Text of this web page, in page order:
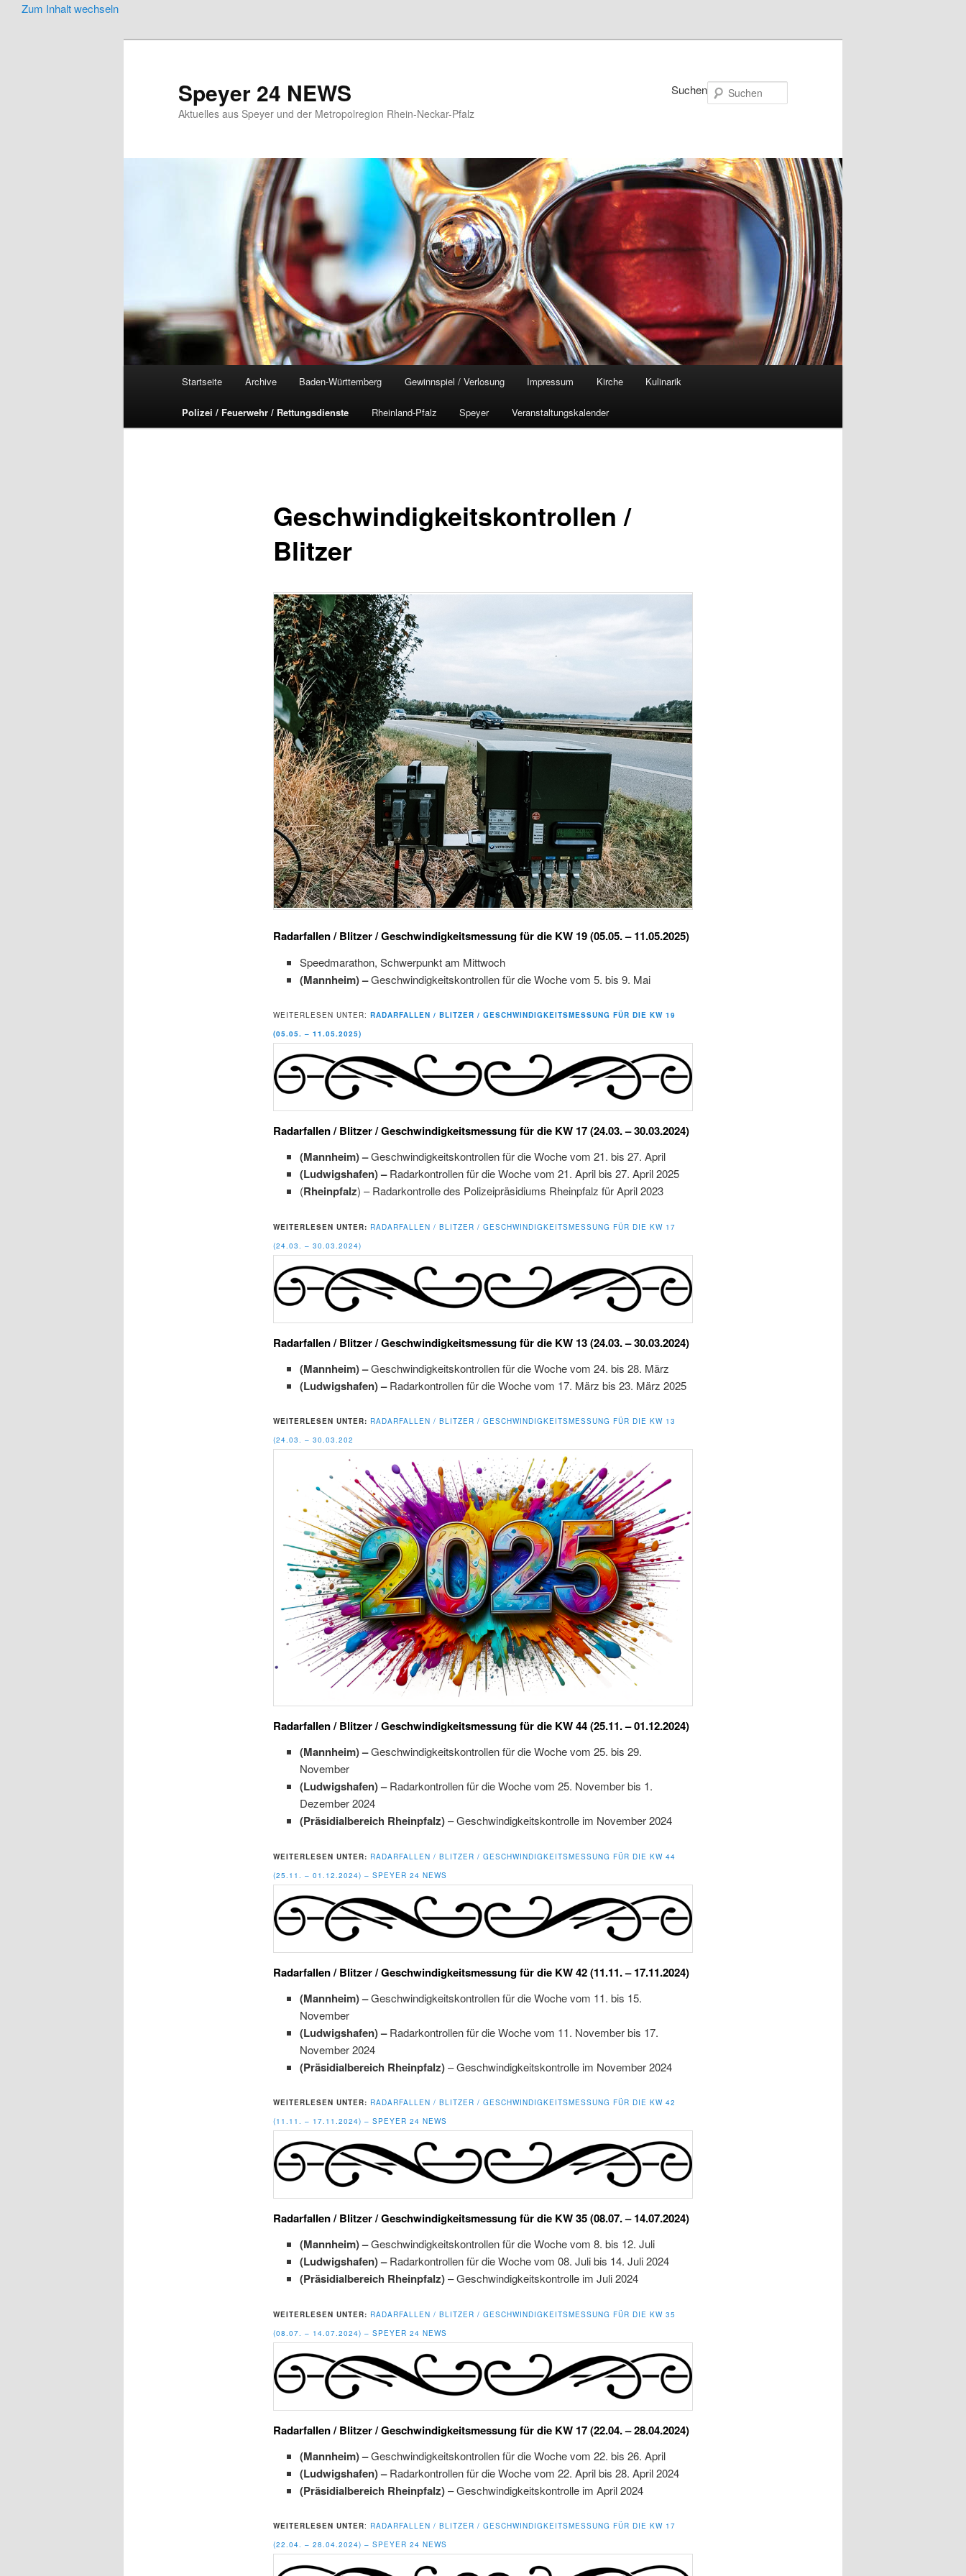
Zum Inhalt wechseln
Speyer 24 NEWS
Aktuelles aus Speyer und der Metropolregion Rhein-Neckar-Pfalz
Suchen
Startseite Archive Baden-Württemberg Gewinnspiel / Verlosung Impressum Kirche Kulinarik
Polizei / Feuerwehr / Rettungsdienste Rheinland-Pfalz Speyer Veranstaltungskalender
Geschwindigkeitskontrollen /
Blitzer
Radarfallen / Blitzer / Geschwindigkeitsmessung für die KW 19 (05.05. – 11.05.2025)
Speedmarathon, Schwerpunkt am Mittwoch
(Mannheim) –Geschwindigkeitskontrollen für die Woche vom 5. bis 9. Mai
WEITERLESEN UNTER: RADARFALLEN / BLITZER / GESCHWINDIGKEITSMESSUNG FÜR DIE KW 19
(05.05. – 11.05.2025)
Radarfallen / Blitzer / Geschwindigkeitsmessung für die KW 17 (24.03. – 30.03.2024)
(Mannheim) –Geschwindigkeitskontrollen für die Woche vom 21. bis 27. April
(Ludwigshafen) –Radarkontrollen für die Woche vom 21. April bis 27. April 2025
(Rheinpfalz) – Radarkontrolle des Polizeipräsidiums Rheinpfalz für April 2023
WEITERLESEN UNTER: RADARFALLEN / BLITZER / GESCHWINDIGKEITSMESSUNG FÜR DIE KW 17
(24.03. – 30.03.2024)
Radarfallen / Blitzer / Geschwindigkeitsmessung für die KW 13 (24.03. – 30.03.2024)
(Mannheim) –Geschwindigkeitskontrollen für die Woche vom 24. bis 28. März
(Ludwigshafen) –Radarkontrollen für die Woche vom 17. März bis 23. März 2025
WEITERLESEN UNTER: RADARFALLEN / BLITZER / GESCHWINDIGKEITSMESSUNG FÜR DIE KW 13
(24.03. – 30.03.202
Radarfallen / Blitzer / Geschwindigkeitsmessung für die KW 44 (25.11. – 01.12.2024)
(Mannheim) –Geschwindigkeitskontrollen für die Woche vom 25. bis 29.
November
(Ludwigshafen) –Radarkontrollen für die Woche vom 25. November bis 1.
Dezember 2024
(Präsidialbereich Rheinpfalz)– Geschwindigkeitskontrolle im November 2024
WEITERLESEN UNTER: RADARFALLEN / BLITZER / GESCHWINDIGKEITSMESSUNG FÜR DIE KW 44
(25.11. – 01.12.2024) – SPEYER 24 NEWS
Radarfallen / Blitzer / Geschwindigkeitsmessung für die KW 42 (11.11. – 17.11.2024)
(Mannheim) –Geschwindigkeitskontrollen für die Woche vom 11. bis 15.
November
(Ludwigshafen) –Radarkontrollen für die Woche vom 11. November bis 17.
November 2024
(Präsidialbereich Rheinpfalz)– Geschwindigkeitskontrolle im November 2024
WEITERLESEN UNTER: RADARFALLEN / BLITZER / GESCHWINDIGKEITSMESSUNG FÜR DIE KW 42
(11.11. – 17.11.2024) – SPEYER 24 NEWS
Radarfallen / Blitzer / Geschwindigkeitsmessung für die KW 35 (08.07. – 14.07.2024)
(Mannheim) –Geschwindigkeitskontrollen für die Woche vom 8. bis 12. Juli
(Ludwigshafen) –Radarkontrollen für die Woche vom 08. Juli bis 14. Juli 2024
(Präsidialbereich Rheinpfalz)– Geschwindigkeitskontrolle im Juli 2024
WEITERLESEN UNTER: RADARFALLEN / BLITZER / GESCHWINDIGKEITSMESSUNG FÜR DIE KW 35
(08.07. – 14.07.2024) – SPEYER 24 NEWS
Radarfallen / Blitzer / Geschwindigkeitsmessung für die KW 17 (22.04. – 28.04.2024)
(Mannheim) –Geschwindigkeitskontrollen für die Woche vom 22. bis 26. April
(Ludwigshafen) –Radarkontrollen für die Woche vom 22. April bis 28. April 2024
(Präsidialbereich Rheinpfalz)– Geschwindigkeitskontrolle im April 2024
WEITERLESEN UNTER: RADARFALLEN / BLITZER / GESCHWINDIGKEITSMESSUNG FÜR DIE KW 17
(22.04. – 28.04.2024) – SPEYER 24 NEWS